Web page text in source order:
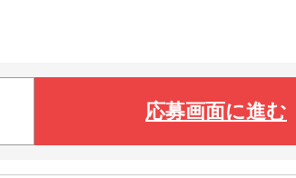
応募画面に進む